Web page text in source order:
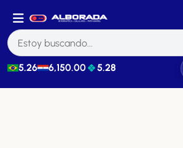
5.26 6,150.00 5.28